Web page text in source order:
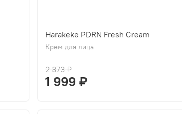
Harakeke PDRN Fresh Cream
Крем для лица
2 373 ₽
1 999 ₽